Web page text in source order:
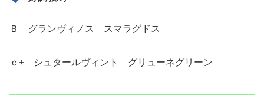
Ｂ グランヴィノス スマラグドス
ｃ+ シュタールヴィント グリューネグリーン